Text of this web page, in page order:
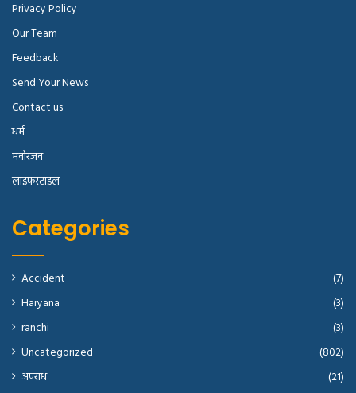
Privacy Policy
Our Team
Feedback
Send Your News
Contact us
धर्म
मनोरंजन
लाइफस्टाइल
Categories
Accident
(7)
Haryana
(3)
ranchi
(3)
Uncategorized
(802)
अपराध
(21)